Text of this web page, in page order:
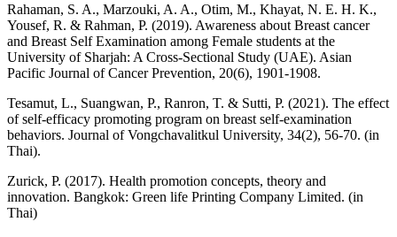
Rahaman, S. A., Marzouki, A. A., Otim, M., Khayat, N. E. H. K.,
Yousef, R. & Rahman, P. (2019). Awareness about Breast cancer
and Breast Self Examination among Female students at the
University of Sharjah: A Cross-Sectional Study (UAE). Asian
Pacific Journal of Cancer Prevention, 20(6), 1901-1908.
Tesamut, L., Suangwan, P., Ranron, T. & Sutti, P. (2021). The effect
of self-efficacy promoting program on breast self-examination
behaviors. Journal of Vongchavalitkul University, 34(2), 56-70. (in
Thai).
Zurick, P. (2017). Health promotion concepts, theory and
innovation. Bangkok: Green life Printing Company Limited. (in
Thai)